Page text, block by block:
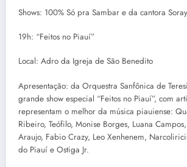
Shows: 100% Só pra Sambar e da cantora
19h: “Feitos no Piauí”
Local: Adro da Igreja de São Benedito
Apresentação: da Orquestra Sanfônica de
grande show especial “Feitos no Piauí”, com
representam o melhor da música piauiense:
Ribeiro, Teófilo, Monise Borges, Luana
Araujo, Fabio Crazy, Leo Xenhenem,
do Piauí e Ostiga Jr.